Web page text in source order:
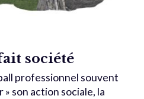
société
professionnel souvent
son action sociale, la